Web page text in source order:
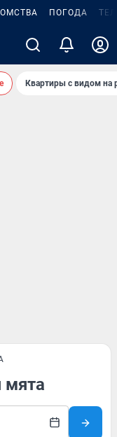
ПОГОДА
Квартиры с видом на
мята